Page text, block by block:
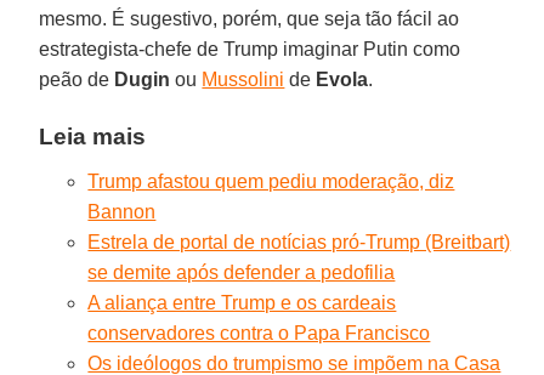
mesmo. É sugestivo, porém, que seja tão fácil ao
estrategista-chefe de Trump imaginar Putin como
peão de Dugin ou Mussolini de Evola.
Leia mais
Trump afastou quem pediu moderação, diz
Bannon
Estrela de portal de notícias pró-Trump (Breitbart)
se demite após defender a pedofilia
A aliança entre Trump e os cardeais
conservadores contra o Papa Francisco
Os ideólogos do trumpismo se impõem na Casa